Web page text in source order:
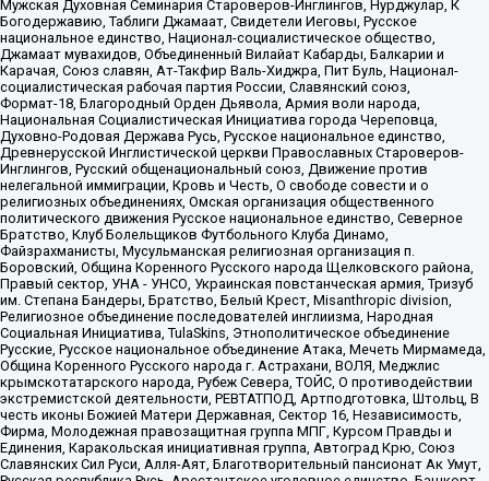
Мужская Духовная Семинария Староверов-Инглингов, Нурджулар, К
Богодержавию, Таблиги Джамаат, Свидетели Иеговы, Русское
национальное единство, Национал-социалистическое общество,
Джамаат мувахидов, Объединенный Вилайат Кабарды, Балкарии и
Карачая, Союз славян, Ат-Такфир Валь-Хиджра, Пит Буль, Национал-
социалистическая рабочая партия России, Славянский союз,
Формат-18, Благородный Орден Дьявола, Армия воли народа,
Национальная Социалистическая Инициатива города Череповца,
Духовно-Родовая Держава Русь, Русское национальное единство,
Древнерусской Инглистической церкви Православных Староверов-
Инглингов, Русский общенациональный союз, Движение против
нелегальной иммиграции, Кровь и Честь, О свободе совести и о
религиозных объединениях, Омская организация общественного
политического движения Русское национальное единство, Северное
Братство, Клуб Болельщиков Футбольного Клуба Динамо,
Файзрахманисты, Мусульманская религиозная организация п.
Боровский, Община Коренного Русского народа Щелковского района,
Правый сектор, УНА - УНСО, Украинская повстанческая армия, Тризуб
им. Степана Бандеры, Братство, Белый Крест, Misanthropic division,
Религиозное объединение последователей инглиизма, Народная
Социальная Инициатива, TulaSkins, Этнополитическое объединение
Русские, Русское национальное объединение Атака, Мечеть Мирмамеда,
Община Коренного Русского народа г. Астрахани, ВОЛЯ, Меджлис
крымскотатарского народа, Рубеж Севера, ТОЙС, О противодействии
экстремистской деятельности, РЕВТАТПОД, Артподготовка, Штольц, В
честь иконы Божией Матери Державная, Сектор 16, Независимость,
Фирма, Молодежная правозащитная группа МПГ, Курсом Правды и
Единения, Каракольская инициативная группа, Автоград Крю, Союз
Славянских Сил Руси, Алля-Аят, Благотворительный пансионат Ак Умут,